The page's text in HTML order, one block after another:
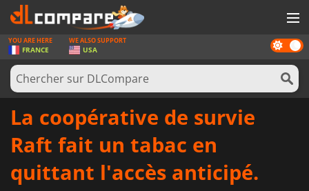
JEUX
CARTES PRÉPAYÉES
LOGICIELS
NEWS
Dark
mode
YOU ARE HERE
FRANCE
WE ALSO SUPPORT
USA
La coopérative de survie
Raft fait un tabac en
quittant l'accès anticipé.